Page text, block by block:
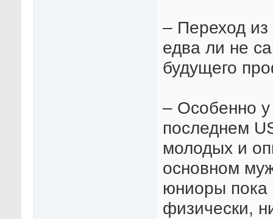
– Переход
едва ли не
будущего
– Особенно
последнем
молодых и
основном
юниоры пока
физически,